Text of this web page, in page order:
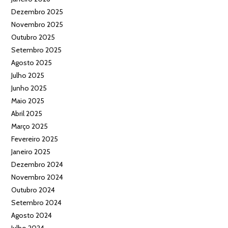
Dezembro 2025
Novembro 2025
Outubro 2025
Setembro 2025
Agosto 2025
Julho 2025
Junho 2025
Maio 2025
Abril 2025
Março 2025
Fevereiro 2025
Janeiro 2025
Dezembro 2024
Novembro 2024
Outubro 2024
Setembro 2024
Agosto 2024